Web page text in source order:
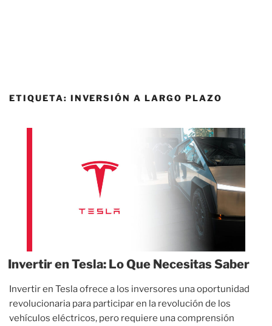
ETIQUETA: INVERSIÓN A LARGO PLAZO
Invertir en Tesla: Lo Que Necesitas Saber
Invertir en Tesla ofrece a los inversores una oportunidad
revolucionaria para participar en la revolución de los
vehículos eléctricos, pero requiere una comprensión